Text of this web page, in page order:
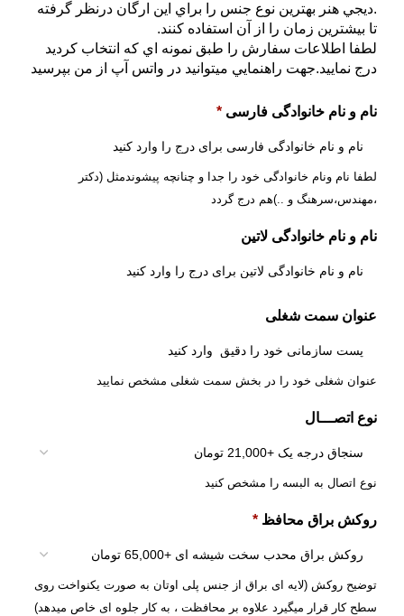
.ديجي هنر بهترين نوع جنس را براي اين ارگان درنظر گرفته
تا بيشترين زمان را از آن استفاده کنند.
لطفا اطلاعات سفارش را طبق نمونه اي که انتخاب کرديد
درج نماييد.جهت راهنمايي ميتوانيد در واتس آپ از من بپرسيد
نام و نام خانوادگی فارسی *
لطفا نام ونام خانوادگی خود را جدا و چنانچه پیشوندمثل (دکتر
،مهندس،سرهنگ و ..)هم درج گردد
نام و نام خانوادگی لاتین
عنوان سمت شغلی
عنوان شغلی خود را در بخش سمت شغلی مشخص نمایید
نوع اتصـــال
نوع اتصال به البسه را مشخص کنید
روکش براق محافظ *
توضیح روکش (لایه ای براق از جنس پلی اوتان به صورت یکنواخت روی
سطح کار قرار میگیرد علاوه بر محافظت ، به کار جلوه ای خاص میدهد)